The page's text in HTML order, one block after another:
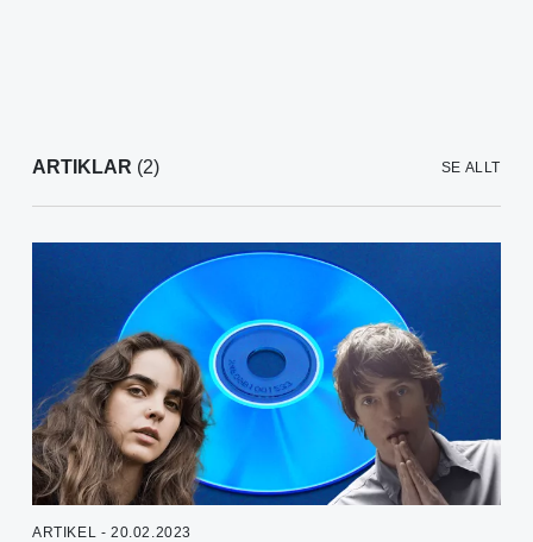
ARTIKLAR (2) SE ALLT
ARTIKEL - 20.02.2023